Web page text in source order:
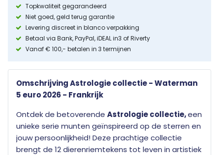
Topkwaliteit gegarandeerd
Niet goed, geld terug garantie
Levering discreet in blanco verpakking
Betaal via Bank, PayPal, iDEAL in3 of Riverty
Vanaf € 100,- betalen in 3 termijnen
Omschrijving Astrologie collectie - Waterman
5 euro 2026 - Frankrijk
Ontdek de betoverende Astrologie collectie,een
unieke serie munten geïnspireerd op de sterren en
jouw persoonlijkheid! Deze prachtige collectie
brengt de 12 dierenriemtekens tot leven in artistiek